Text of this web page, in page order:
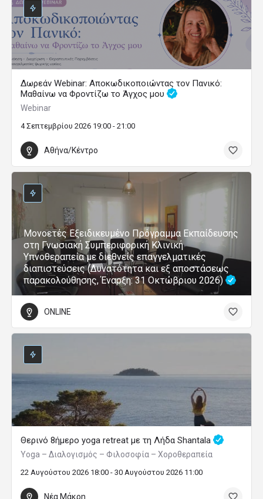
Δωρεάν Webinar: Αποκωδικοποιώντας τον Πανικό:
Μαθαίνω να Φροντίζω το Άγχος μου
Webinar
4 Σεπτεμβρίου 2026 19:00 - 21:00
Αθήνα/Κέντρο
Μονοετές Εξειδικευμένο Πρόγραμμα Εκπαίδευσης
στη Γνωσιακή Συμπεριφορική Κλινική
Υπνοθεραπεία με διεθνείς επαγγελματικές
διαπιστεύσεις (Δυνατότητα και εξ αποστάσεως
παρακολούθησης, Έναρξη: 31 Οκτώβριου 2026)
ONLINE
Θερινό 8ήμερο yoga retreat με τη Λήδα Shantala
Yoga – Διαλογισμός – Φιλοσοφία – Χοροθεραπεία
22 Αυγούστου 2026 18:00 - 30 Αυγούστου 2026 11:00
Νέα Μάκρη